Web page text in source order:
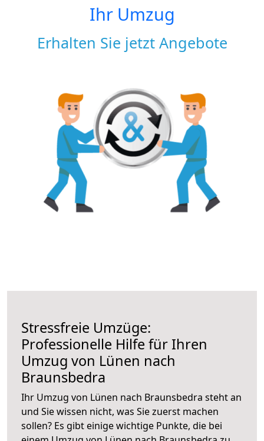
Ihr Umzug
Erhalten Sie jetzt Angebote
Stressfreie Umzüge:
Professionelle Hilfe für Ihren
Umzug von Lünen nach
Braunsbedra
Ihr Umzug von Lünen nach Braunsbedra steht an
und Sie wissen nicht, was Sie zuerst machen
sollen? Es gibt einige wichtige Punkte, die bei